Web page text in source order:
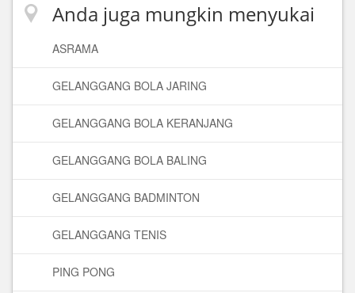
Anda juga mungkin menyukai
ASRAMA
GELANGGANG BOLA JARING
GELANGGANG BOLA KERANJANG
GELANGGANG BOLA BALING
GELANGGANG BADMINTON
GELANGGANG TENIS
PING PONG